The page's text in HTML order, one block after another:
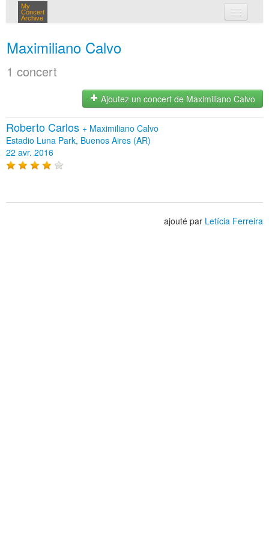
My
Concert
Archive
Maximiliano Calvo
1 concert
Ajoutez un concert de Maximiliano Calvo
Roberto Carlos + Maximiliano Calvo
Estadio Luna Park, Buenos Aires (AR)
22 avr. 2016
ajouté par Letícia Ferreira